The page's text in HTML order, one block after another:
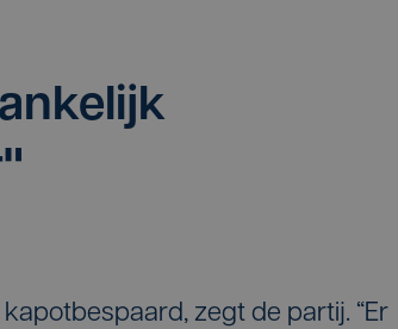
zegt de partij. “Er